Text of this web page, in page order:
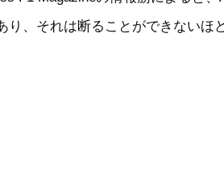
り、それは断ることができないほ